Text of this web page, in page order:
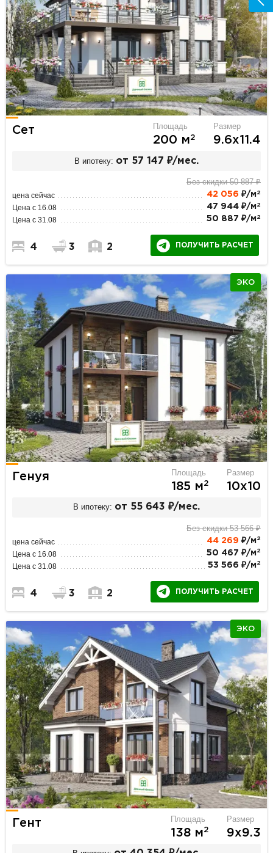
Сет Площадь
200 м2
Размер
9.6х11.4
В ипотеку: от 57 147 ₽/мес.
Без скидки 50 887 ₽
цена сейчас 42 056 ₽/м 2
Цена с 16.08 47 944 ₽/м 2
Цена с 31.08 50 887 ₽/м 2
4 3 2 ПОЛУЧИТЬ РАСЧЕТ
ЭКО
Генуя Площадь
185 м2
Размер
10х10
В ипотеку: от 55 643 ₽/мес.
Без скидки 53 566 ₽
цена сейчас 44 269 ₽/м 2
Цена с 16.08 50 467 ₽/м 2
Цена с 31.08 53 566 ₽/м 2
4 3 2 ПОЛУЧИТЬ РАСЧЕТ
ЭКО
Гент Площадь
138 м2
Размер
9х9.3